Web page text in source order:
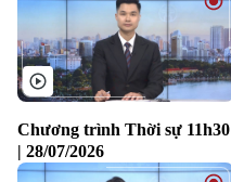
Chương trình Thời sự 11h30
| 28/07/2026